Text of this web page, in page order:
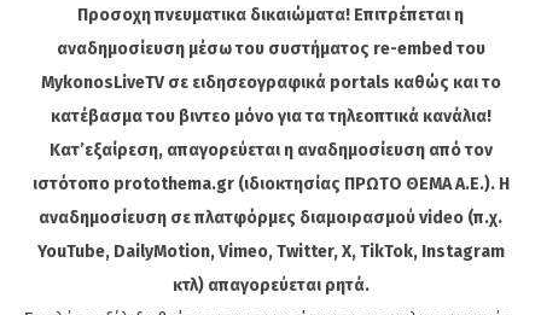
Προσοχη πνευματικα δικαιώματα! Επιτρέπεται η
αναδημοσίευση μέσω του συστήματος re-embed του
MykonosLiveTV σε ειδησεογραφικά portals καθώς και το
κατέβασμα του βιντεο μόνο για τα τηλεοπτικά κανάλια!
Κατ’εξαίρεση, απαγορεύεται η αναδημοσίευση από τον
ιστότοπο protothema.gr (ιδιοκτησίας ΠΡΩΤΟ ΘΕΜΑ A.E.). Η
αναδημοσίευση σε πλατφόρμες διαμοιρασμού video (π.χ.
YouTube, DailyMotion, Vimeo, Twitter, X, TikTok, Instagram
κτλ) απαγορεύεται ρητά.